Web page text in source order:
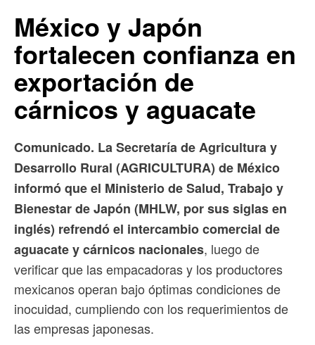
México y Japón
fortalecen confianza en
exportación de
cárnicos y aguacate
Comunicado. La Secretaría de Agricultura y
Desarrollo Rural (AGRICULTURA) de México
informó que el Ministerio de Salud, Trabajo y
Bienestar de Japón (MHLW, por sus siglas en
inglés) refrendó el intercambio comercial de
aguacate y cárnicos nacionales, luego de
verificar que las empacadoras y los productores
mexicanos operan bajo óptimas condiciones de
inocuidad, cumpliendo con los requerimientos de
las empresas japonesas.